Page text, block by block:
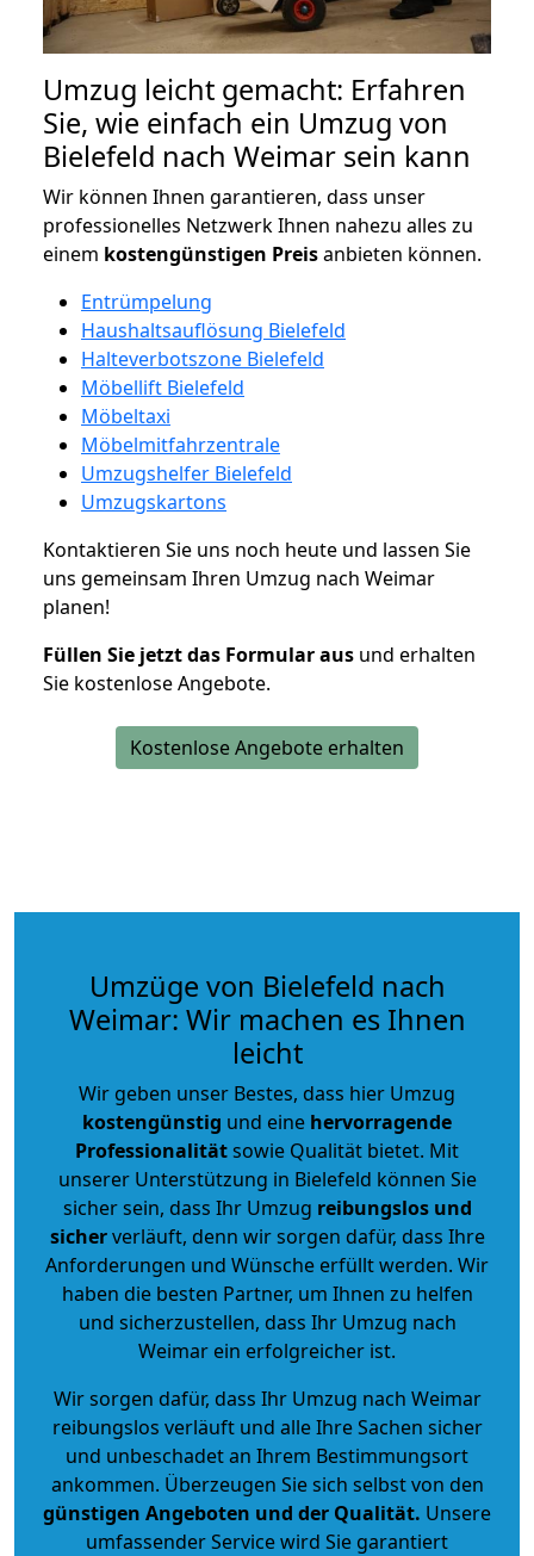
Umzug leicht gemacht: Erfahren
Sie, wie einfach ein Umzug von
Bielefeld nach Weimar sein kann
Wir können Ihnen garantieren, dass unser
professionelles Netzwerk Ihnen nahezu alles zu
einem kostengünstigen Preisanbieten können.
Entrümpelung
Haushaltsauflösung Bielefeld
Halteverbotszone Bielefeld
Möbellift Bielefeld
Möbeltaxi
Möbelmitfahrzentrale
Umzugshelfer Bielefeld
Umzugskartons
Kontaktieren Sie uns noch heute und lassen Sie
uns gemeinsam Ihren Umzug nach Weimar
planen!
Füllen Sie jetzt das Formular aus und erhalten
Sie kostenlose Angebote.
Kostenlose Angebote erhalten
Umzüge von Bielefeld nach
Weimar: Wir machen es Ihnen
leicht
Wir geben unser Bestes, dass hier Umzug
kostengünstig und eine hervorragende
Professionalitätsowie Qualität bietet. Mit
unserer Unterstützung in Bielefeld können Sie
sicher sein, dass Ihr Umzug reibungslos und
sicherverläuft, denn wir sorgen dafür, dass Ihre
Anforderungen und Wünsche erfüllt werden. Wir
haben die besten Partner, um Ihnen zu helfen
und sicherzustellen, dass Ihr Umzug nach
Weimar ein erfolgreicher ist.
Wir sorgen dafür, dass Ihr Umzug nach Weimar
reibungslos verläuft und alle Ihre Sachen sicher
und unbeschadet an Ihrem Bestimmungsort
ankommen. Überzeugen Sie sich selbst von den
günstigen Angeboten und der Qualität. Unsere
umfassender Service wird Sie garantiert